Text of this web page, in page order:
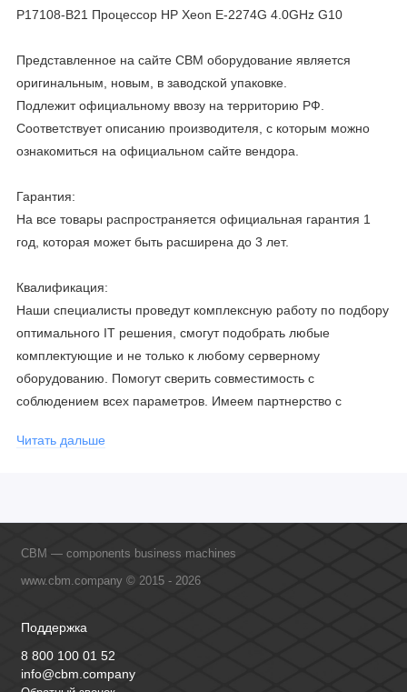
P17108-B21 Процессор HP Xeon E-2274G 4.0GHz G10
Представленное на сайте CBM оборудование является
оригинальным, новым, в заводской упаковке.
Подлежит официальному ввозу на территорию РФ.
Соответствует описанию производителя, с которым можно
ознакомиться на официальном сайте вендора.
Гарантия:
На все товары распространяется официальная гарантия 1
год, которая может быть расширена до 3 лет.
Квалификация:
Наши специалисты проведут комплексную работу по подбору
оптимального IT решения, смогут подобрать любые
комплектующие и не только к любому серверному
оборудованию. Помогут сверить совместимость с
соблюдением всех параметров. Имеем партнерство с
обучение сотрудников, что позволяет исключить ошибки даже
Читать дальше
CBM — components business machines
www.cbm.company © 2015 - 2026
Поддержка
8 800 100 01 52
info@cbm.company